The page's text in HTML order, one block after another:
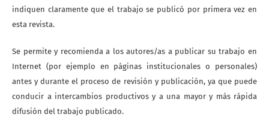
indiquen claramente que el trabajo se publicó por primera vez en
esta revista.
Se permite y recomienda a los autores/as a publicar su trabajo en
Internet (por ejemplo en páginas institucionales o personales)
antes y durante el proceso de revisión y publicación, ya que puede
conducir a intercambios productivos y a una mayor y más rápida
difusión del trabajo publicado.